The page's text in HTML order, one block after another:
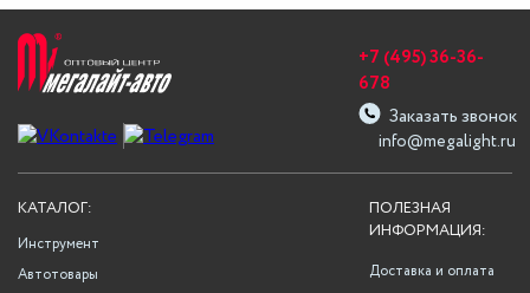
info@megalight.ru
+7 (495) 36-36-
678
Заказать звонок
ПОЛЕЗНАЯ
ИНФОРМАЦИЯ:
Доставка и оплата
КАТАЛОГ:
Инструмент
Автотовары